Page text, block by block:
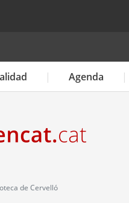
Agenda
de Cervelló